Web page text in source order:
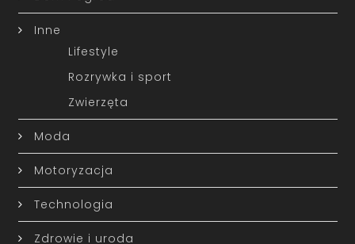
Inne
Lifestyle
Rozrywka i sport
Zwierzęta
Moda
Motoryzacja
Technologia
Zdrowie i uroda